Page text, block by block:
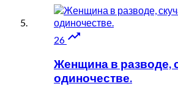
26 
Женщина в разводе,
одиночестве.